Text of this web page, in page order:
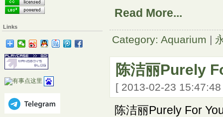
Read More...
Category: Aquarium |
陈洁丽Purely
[ 2013-02-23
陈洁丽Purely For
Links